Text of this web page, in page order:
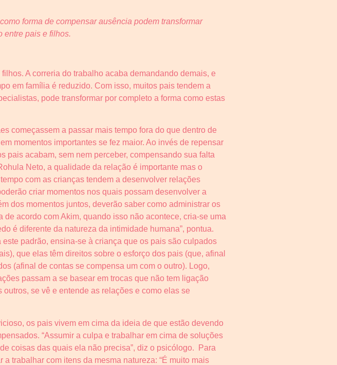
forma de compensar ausência podem transformar
entre pais e filhos.
A correria do trabalho acaba demandando demais, e
em família é reduzido. Com isso, muitos pais tendem a
pode transformar por completo a forma como estas
começassem a passar mais tempo fora do que dentro de
momentos importantes se fez maior. Ao invés de repensar
pais acabam, sem nem perceber, compensando sua falta
Neto, a qualidade da relação é importante mas o
com as crianças tendem a desenvolver relações
criar momentos nos quais possam desenvolver a
dos momentos juntos, deverão saber como administrar os
acordo com Akim, quando isso não acontece, cria-se uma
é diferente da natureza da intimidade humana”, pontua.
padrão, ensina-se à criança que os pais são culpados
que elas têm direitos sobre o esforço dos pais (que, afinal
(afinal de contas se compensa um com o outro). Logo,
passam a se basear em trocas que não tem ligação
se vê e entende as relações e como elas se
os pais vivem em cima da ideia de que estão devendo
“Assumir a culpa e trabalhar em cima de soluções
coisas das quais ela não precisa”, diz o psicólogo. Para
trabalhar com itens da mesma natureza: “É muito mais